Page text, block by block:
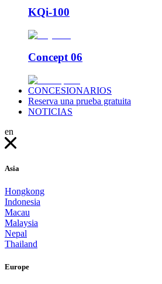
KQi-100
Concept 06
CONCESIONARIOS
Reserva una prueba gratuita
NOTICIAS
en
Asia
Hongkong
Indonesia
Macau
Malaysia
Nepal
Thailand
Europe